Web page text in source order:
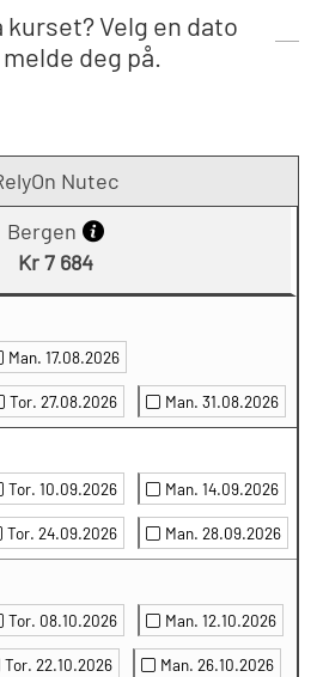
kurset? Velg en dato
deg på.
Nutec
Bergen
Kr 7 684
Man. 17.08.2026
Tor. 27.08.2026 Man. 31.08.2026
Tor. 10.09.2026 Man. 14.09.2026
Tor. 24.09.2026 Man. 28.09.2026
Tor. 08.10.2026 Man. 12.10.2026
Tor. 22.10.2026 Man. 26.10.2026